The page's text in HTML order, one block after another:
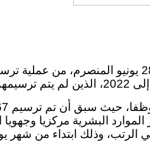
أعلنت وزارة التربية الوطنية والتعليم الأولي والرياضة أنه تم
البشرية مركزيا
وذلك ابتداء من شهر يوليوز